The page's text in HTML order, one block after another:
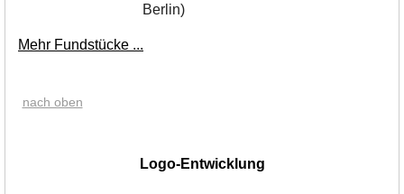
Berlin)
Mehr Fundstücke ...
nach oben
Logo-Entwicklung